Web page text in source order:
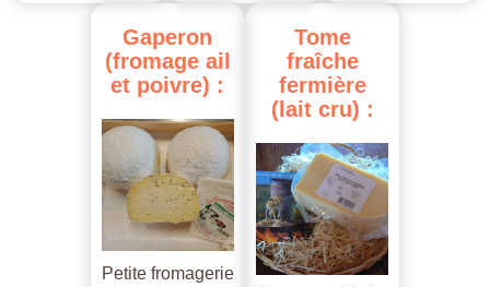
Gaperon
(fromage ail
et poivre) :
Petite fromagerie
Tome
fraîche
fermière
(lait cru) :